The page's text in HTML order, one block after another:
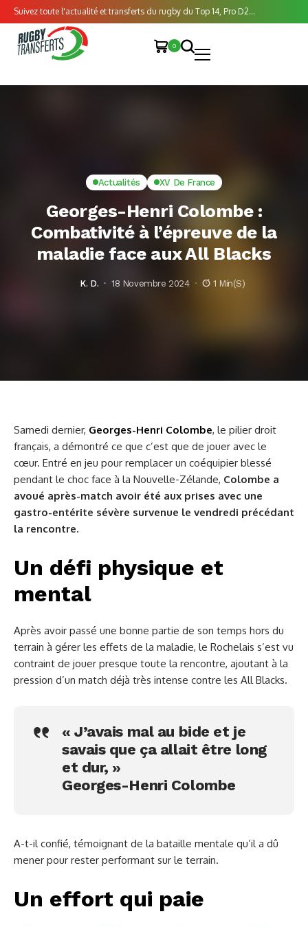
Suivez toute l'actualité et transferts du rugby du Top 14, Pro D2...
0
Actualités XV De France
Georges-Henri Colombe :
Combativité à l’épreuve de la
maladie face aux All Blacks
K. D. 18 Novembre 2024 1 Min(s)
Samedi dernier, Georges-Henri Colombe, le pilier droit
français, a démontré ce que c’est que de jouer avec le
cœur. Entré en jeu pour remplacer un coéquipier blessé
pendant le choc face à la Nouvelle-Zélande, Colombe a
avoué après-match avoir été aux prises avec une
gastro-entérite sévère survenue le vendredi précédant
la rencontre.
Un défi physique et
mental
Après avoir passé une bonne partie de son temps hors du
terrain à gérer les effets de la maladie, le Rochelais s’est vu
contraint de jouer presque toute la rencontre, ajoutant à la
pression d’un match déjà très intense contre les All Blacks.
« J’avais mal au bide et je
savais que ça allait être long
et dur, »
Georges-Henri Colombe
A-t-il confié, témoignant de la bataille mentale qu’il a dû
mener pour rester performant sur le terrain.
Un effort qui paie